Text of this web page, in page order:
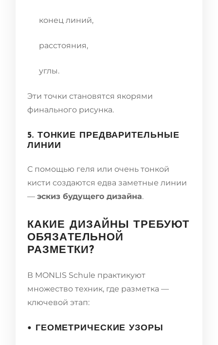
конец линий,
расстояния,
углы.
Эти точки становятся якорями
финального рисунка.
5. ТОНКИЕ ПРЕДВАРИТЕЛЬНЫЕ
ЛИНИИ
С помощью геля или очень тонкой
кисти создаются едва заметные линии
— эскиз будущего дизайна.
КАКИЕ ДИЗАЙНЫ ТРЕБУЮТ
ОБЯЗАТЕЛЬНОЙ
РАЗМЕТКИ?
В MONLIS Schule практикуют
множество техник, где разметка —
ключевой этап:
• ГЕОМЕТРИЧЕСКИЕ УЗОРЫ